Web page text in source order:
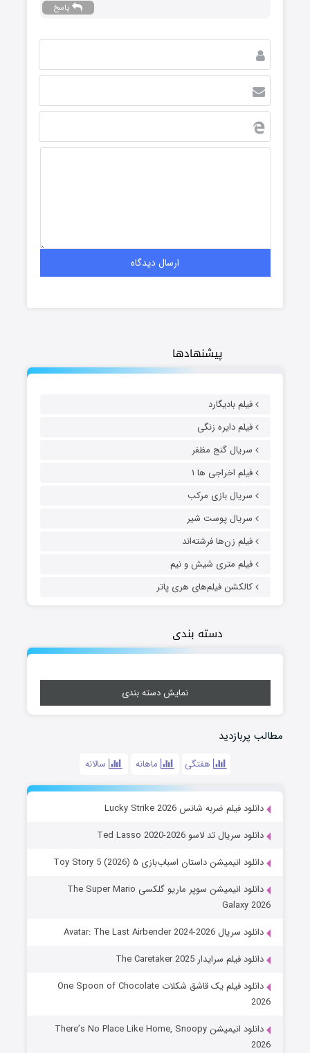
پیشنهادها
فیلم بادیگارد
فیلم دایره زنگی
سریال گنج مظفر
فیلم اخراجی ها ۱
سریال بازی مرکب
سریال پوست شیر
فیلم زن‌ها فرشته‌اند
فیلم متری شیش و نیم
کالکشن فیلم‌های هری پاتر
دسته بندی
نمایش دسته بندی
مطالب پربازدید
هفتگی ماهانه سالانه
دانلود فیلم ضربه شانس Lucky Strike 2026
دانلود سریال تد لاسو Ted Lasso 2020-2026
دانلود انیمیشن داستان اسباب‌بازی ۵ Toy Story 5 (2026)
دانلود انیمیشن سوپر ماریو گلکسی The Super Mario
Galaxy 2026
دانلود سریال Avatar: The Last Airbender 2024-2026
دانلود فیلم سرایدار The Caretaker 2025
دانلود فیلم یک قاشق شکلات One Spoon of Chocolate
2026
دانلود انیمیشن There’s No Place Like Home, Snoopy
2026
پاسخ